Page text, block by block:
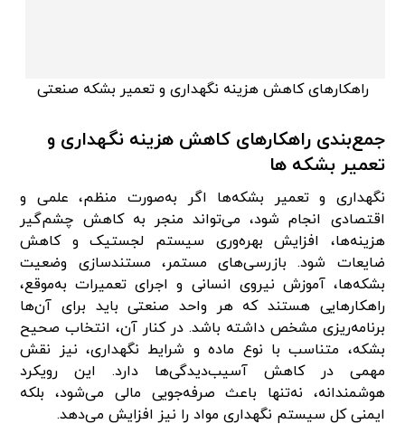
راهکارهای کاهش هزینه نگهداری و تعمیر بشکه‌ صنعتی
جمع‌بندی راهکارهای کاهش هزینه نگهداری و
تعمیر بشکه‌ ها
نگهداری و تعمیر بشکه‌ها اگر به‌صورت منظم، علمی و
اقتصادی انجام شود، می‌تواند منجر به کاهش چشم‌گیر
هزینه‌ها، افزایش بهره‌وری سیستم لجستیک و کاهش
ضایعات شود. بازرسی‌های مستمر، مستندسازی وضعیت
بشکه‌ها، آموزش نیروی انسانی و اجرای تعمیرات به‌موقع،
راهکارهایی هستند که هر واحد صنعتی باید برای آن‌ها
برنامه‌ریزی مشخص داشته باشد. در کنار آن، انتخاب صحیح
بشکه، متناسب با نوع ماده و شرایط نگهداری، نیز نقش
مهمی در کاهش آسیب‌دیدگی‌ها دارد. این رویکرد
هوشمندانه، نه‌تنها باعث صرفه‌جویی مالی می‌شود، بلکه
ایمنی کل سیستم نگهداری مواد را نیز افزایش می‌دهد.